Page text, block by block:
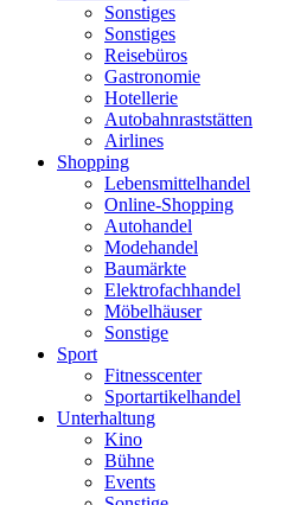
Sonstiges
Sonstiges
Reisebüros
Gastronomie
Hotellerie
Autobahnraststätten
Airlines
Shopping
Lebensmittelhandel
Online-Shopping
Autohandel
Modehandel
Baumärkte
Elektrofachhandel
Möbelhäuser
Sonstige
Sport
Fitnesscenter
Sportartikelhandel
Unterhaltung
Kino
Bühne
Events